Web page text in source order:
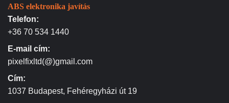
ABS elektronika javítás
Telefon:
+36 70 534 1440
E-mail cím:
pixelfixltd(@)gmail.com
Cím:
1037 Budapest, Fehéregyházi út 19